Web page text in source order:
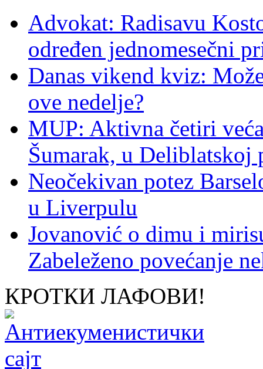
Advokat: Radisavu
određen jednomesečni
Danas vikend kviz:
ove nedelje?
MUP: Aktivna četiri
Šumarak, u Deliblatskoj
Neočekivan potez
u Liverpulu
Jovanović o dimu i
Zabeleženo povećanje
КРОТКИ ЛАФОВИ!